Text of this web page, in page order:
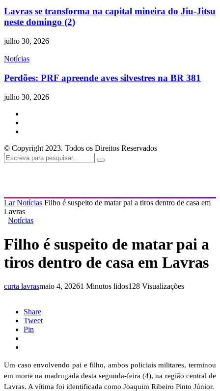
Lavras se transforma na capital mineira do Jiu-Jitsu
neste domingo (2)
julho 30, 2026
Notícias
Perdões: PRF apreende aves silvestres na BR 381
julho 30, 2026
© Copyright 2023. Todos os Direitos Reservados
LarNotícias Filho é suspeito de matar pai a tiros dentro de casa em
Lavras
Notícias
Filho é suspeito de matar pai a
tiros dentro de casa em Lavras
curta lavrasmaio 4, 20261 Minutos lidos128 Visualizações
Share
Tweet
Pin
Um caso envolvendo pai e filho, ambos policiais militares, terminou
em morte na madrugada desta segunda-feira (4), na região central de
Lavras. A vítima foi identificada como Joaquim Ribeiro Pinto Júnior.